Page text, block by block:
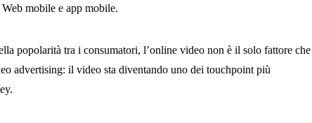
mobile e app mobile.
popolarità tra i consumatori, l’online video non è il solo fattore che
advertising: il video sta diventando uno dei touchpoint più